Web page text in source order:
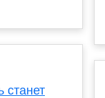
станет